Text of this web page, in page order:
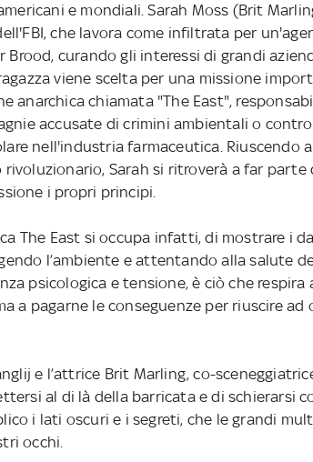
e mondiali. Sarah Moss (Brit
che lavora come infiltrata per
Brood, curando gli interessi di grandi
viene scelta per una missione
anarchica chiamata "The East",
accusate di crimini ambientali o
nell'industria farmaceutica. Riuscendo
rivoluzionario, Sarah si ritroverà a far parte
i propri principi.
The East si occupa infatti, di mostrare i
l’ambiente e attentando alla salute
psicologica e tensione, è ciò che respira
a pagarne le conseguenze per riuscire
e l’attrice Brit Marling, co-
al di là della barricata e di schierarsi
i lati oscuri e i segreti, che le grandi
occhi.